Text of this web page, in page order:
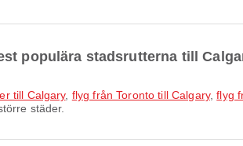
populära stadsrutterna till
till Calgary, flyg från Toronto till Calgary,flyg
städer.